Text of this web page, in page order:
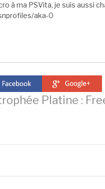
à ma PSVita, je suis aussi
aka-0
Platine :